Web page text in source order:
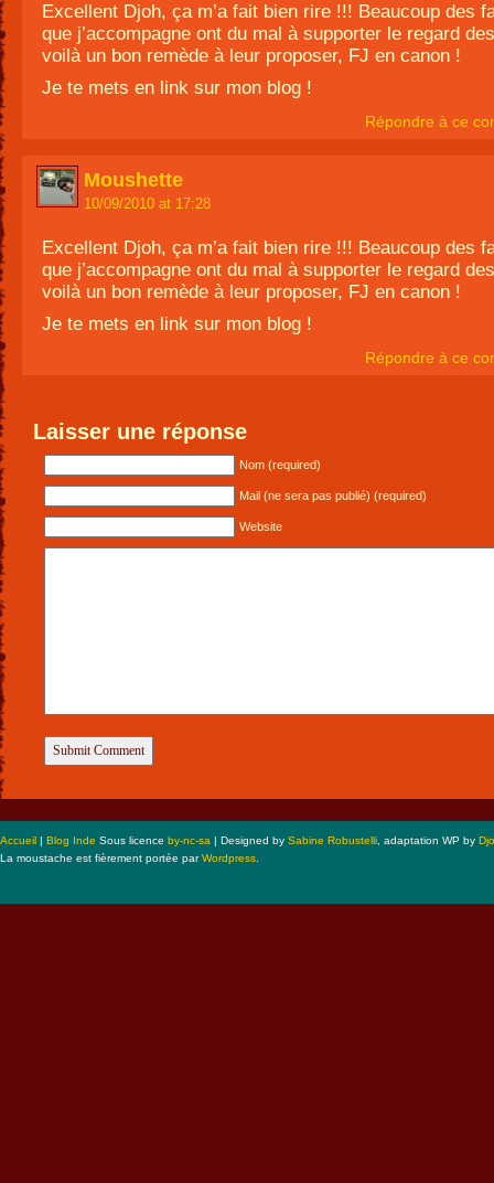
Excellent Djoh, ça m’a fait bien rire !!! Beaucoup des
que j’accompagne ont du mal à supporter le regard
voilà un bon remède à leur proposer, FJ en canon !
Je te mets en link sur mon blog !
Répondre à ce
Moushette
10/09/2010 at 17:28
Excellent Djoh, ça m’a fait bien rire !!! Beaucoup des
que j’accompagne ont du mal à supporter le regard
voilà un bon remède à leur proposer, FJ en canon !
Je te mets en link sur mon blog !
Répondre à ce
Laisser une réponse
Nom (required)
Mail (ne sera pas publié) (required)
Website
Accueil | Blog Inde Sous licence by-nc-sa | Designed by Sabine Robustelli , adaptation WP by
La moustache est fièrement portée parWordpress